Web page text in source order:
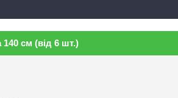
см (від 6 шт.)